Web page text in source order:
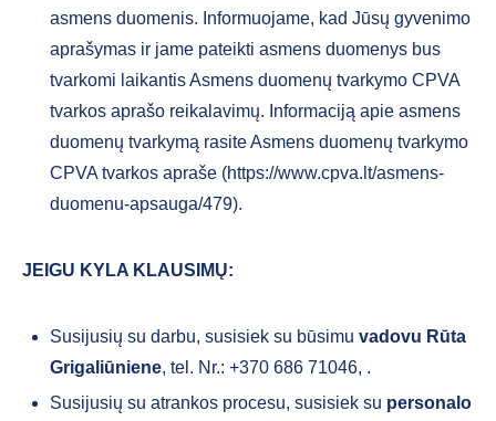
asmens duomenis. Informuojame, kad Jūsų gyvenimo
aprašymas ir jame pateikti asmens duomenys bus
tvarkomi laikantis Asmens duomenų tvarkymo CPVA
tvarkos aprašo reikalavimų. Informaciją apie asmens
duomenų tvarkymą rasite Asmens duomenų tvarkymo
CPVA tvarkos apraše (https://www.cpva.lt/asmens-
duomenu-apsauga/479).
JEIGU KYLA KLAUSIMŲ:
Susijusių su darbu, susisiek su būsimu vadovu Rūta
Grigaliūniene, tel. Nr.: +370 686 71046, .
Susijusių su atrankos procesu, susisiek su personalo